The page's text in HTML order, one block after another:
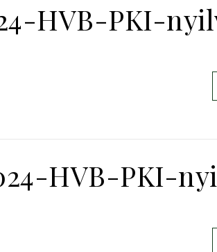
HVB-PKI-
HVB-PKI-